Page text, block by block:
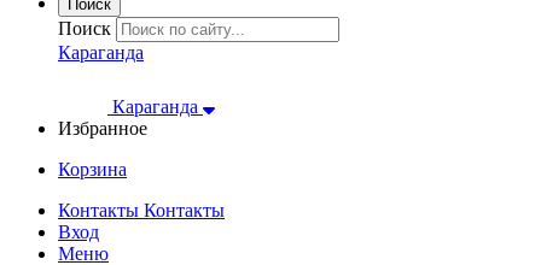
Поиск
Поиск
Караганда
Караганда
Избранное
Корзина
Контакты Контакты
Вход
Меню